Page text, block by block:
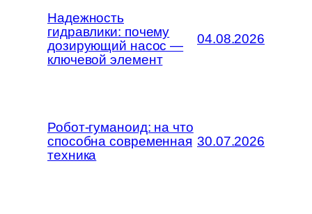
Надежность
гидравлики: почему
дозирующий насос —
ключевой элемент
04.08.2026
Робот-гуманоид: на что
способна современная
техника
30.07.2026